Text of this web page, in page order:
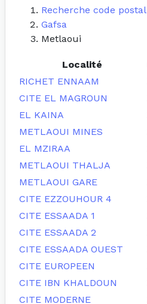
Recherche code postal
Gafsa
Metlaoui
Localité
RICHET ENNAAM
CITE EL MAGROUN
EL KAINA
METLAOUI MINES
EL MZIRAA
METLAOUI THALJA
METLAOUI GARE
CITE EZZOUHOUR 4
CITE ESSAADA 1
CITE ESSAADA 2
CITE ESSAADA OUEST
CITE EUROPEEN
CITE IBN KHALDOUN
CITE MODERNE